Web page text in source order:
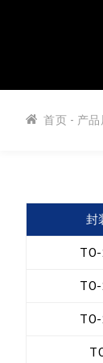
首页 - 产品
封